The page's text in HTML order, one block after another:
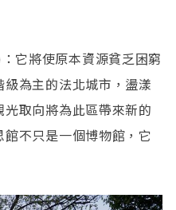
它將使原本資源貧乏困窮
為主的法北城市，盪漾
取向將為此區帶來新的
不只是一個博物館，它